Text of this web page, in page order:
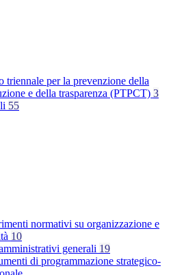
triennale per la prevenzione della
e della trasparenza (PTPCT) 3
55
normativi su organizzazione e
10
generali 19
di programmazione strategico-